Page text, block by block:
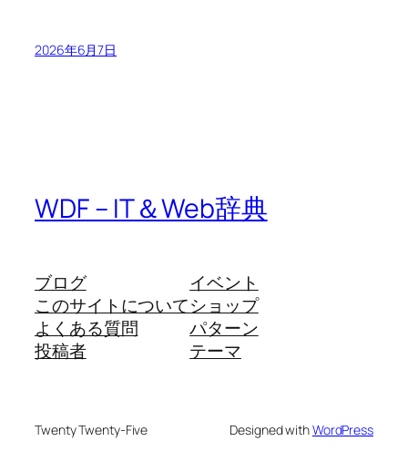
2026年6月7日
WDF – IT＆Web辞典
ブログ
このサイトについて
よくある質問
投稿者
イベント
ショップ
パターン
テーマ
Twenty Twenty-Five Designed withWordPress